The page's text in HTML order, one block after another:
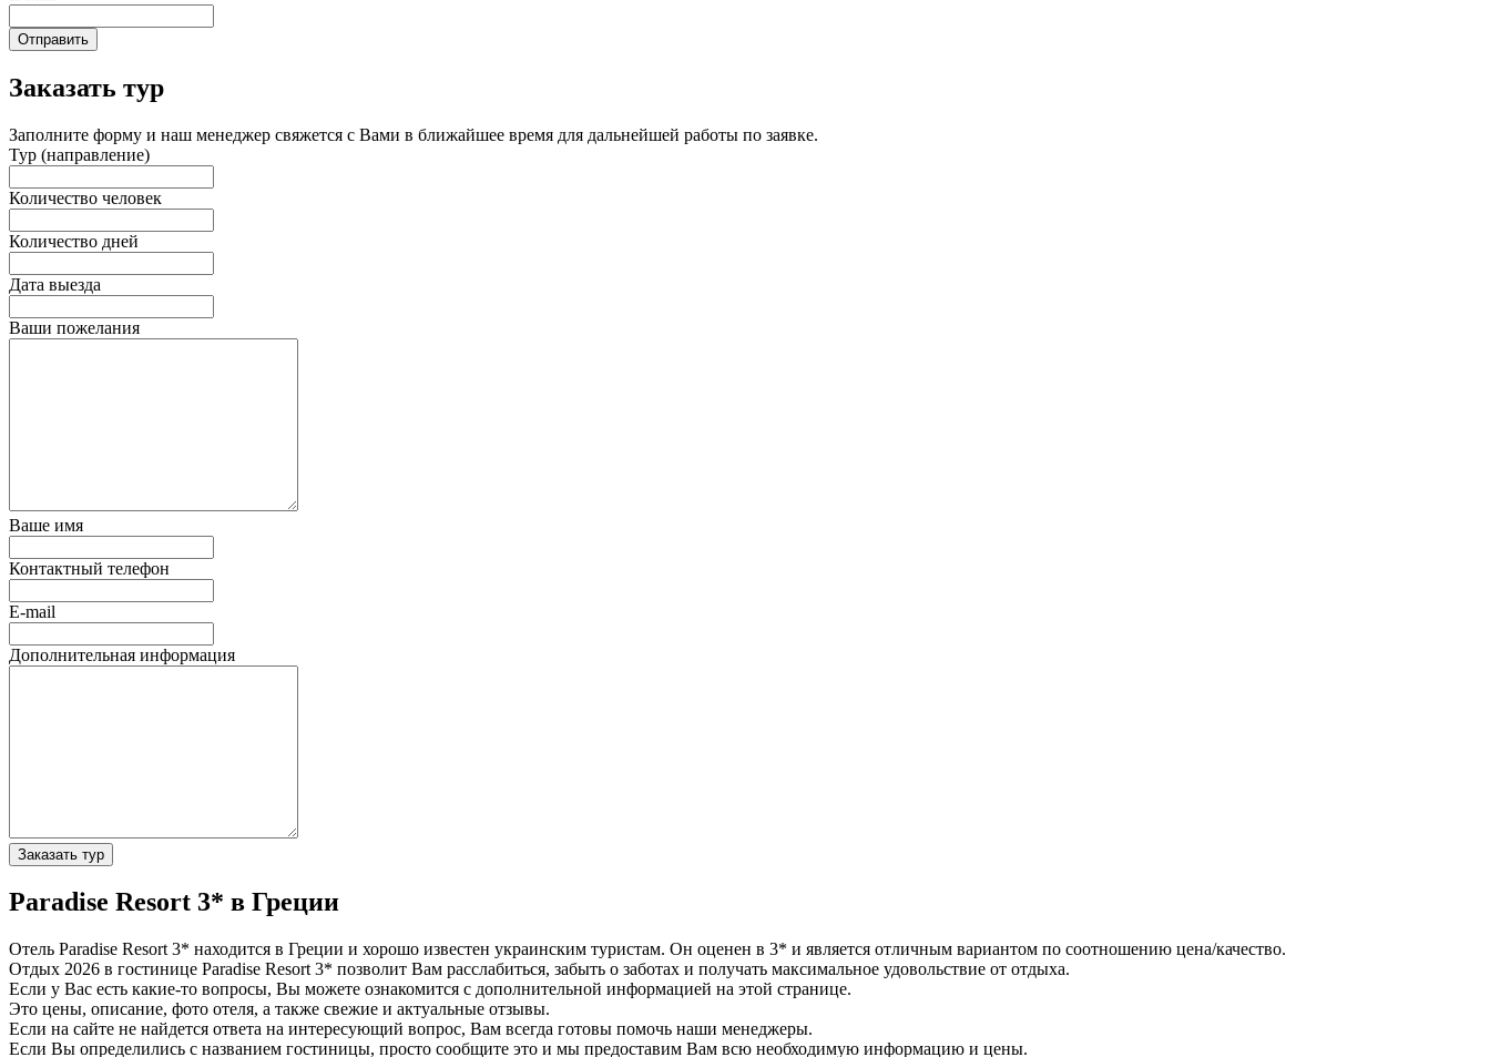
Отправить
Заказать тур
Заполните форму и наш менеджер свяжется с Вами в ближайшее время для дальнейшей работы по заявке.
Тур (направление)
Количество человек
Количество дней
Дата выезда
Ваши пожелания
Ваше имя
Контактный телефон
E-mail
Дополнительная информация
Заказать тур
Paradise Resort 3* в Греции
Отель Paradise Resort 3* находится в Греции и хорошо известен украинским туристам. Он оценен в 3* и является отличным вариантом по соотношению цена/качество.
Отдых 2026 в гостинице Paradise Resort 3* позволит Вам расслабиться, забыть о заботах и получать максимальное удовольствие от отдыха.
Если у Вас есть какие-то вопросы, Вы можете ознакомится с дополнительной информацией на этой странице.
Это цены, описание, фото отеля, а также свежие и актуальные отзывы.
Если на сайте не найдется ответа на интересующий вопрос, Вам всегда готовы помочь наши менеджеры.
Если Вы определились с названием гостиницы, просто сообщите это и мы предоставим Вам всю необходимую информацию и цены.